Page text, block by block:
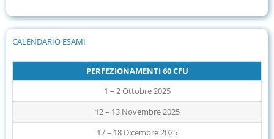
CALENDARIO ESAMI
PERFEZIONAMENTI 60 CFU
1 – 2 Ottobre 2025
12 – 13 Novembre 2025
17 – 18 Dicembre 2025